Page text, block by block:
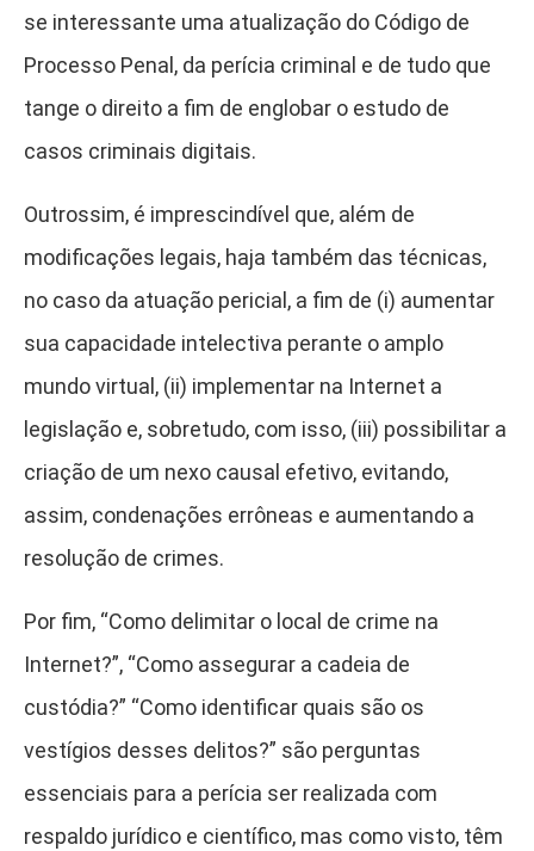
se interessante uma atualização do Código de
Processo Penal, da perícia criminal e de tudo que
tange o direito a fim de englobar o estudo de
casos criminais digitais.
Outrossim, é imprescindível que, além de
modificações legais, haja também das técnicas,
no caso da atuação pericial, a fim de (i) aumentar
sua capacidade intelectiva perante o amplo
mundo virtual, (ii) implementar na Internet a
legislação e, sobretudo, com isso, (iii) possibilitar a
criação de um nexo causal efetivo, evitando,
assim, condenações errôneas e aumentando a
resolução de crimes.
Por fim, “Como delimitar o local de crime na
Internet?”, “Como assegurar a cadeia de
custódia?” “Como identificar quais são os
vestígios desses delitos?” são perguntas
essenciais para a perícia ser realizada com
respaldo jurídico e científico, mas como visto, têm